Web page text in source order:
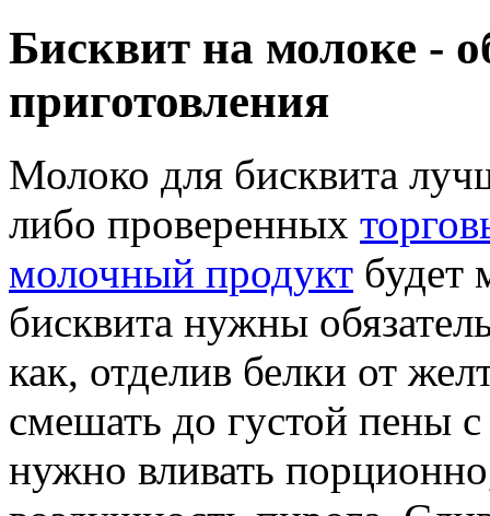
Бисквит на молоке -
приготовления
Молоко для бисквита
либо проверенных
молочный продукт будет
бисквита нужны
как, отделив белки от
смешать до густой пены
нужно вливать